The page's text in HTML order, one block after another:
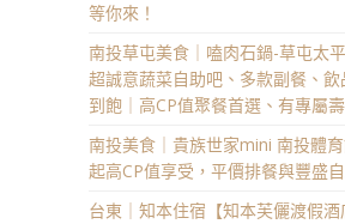
等你來！
南投草屯美食｜嗑肉石鍋-草屯太平
超誠意蔬菜自助吧、多款副餐、
到飽｜高CP值聚餐首選、有專屬
南投美食｜貴族世家mini 南投體
起高CP值享受，平價排餐與豐盛
台東｜知本住宿【知本芙儷渡假